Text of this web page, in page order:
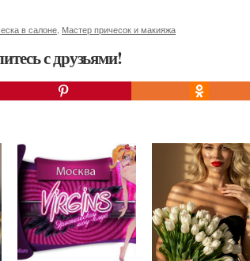
в салоне Мастер причесок и макияжа
с друзьями!